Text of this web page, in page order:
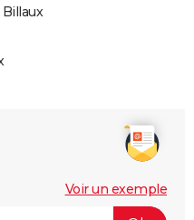
Voir un exemple